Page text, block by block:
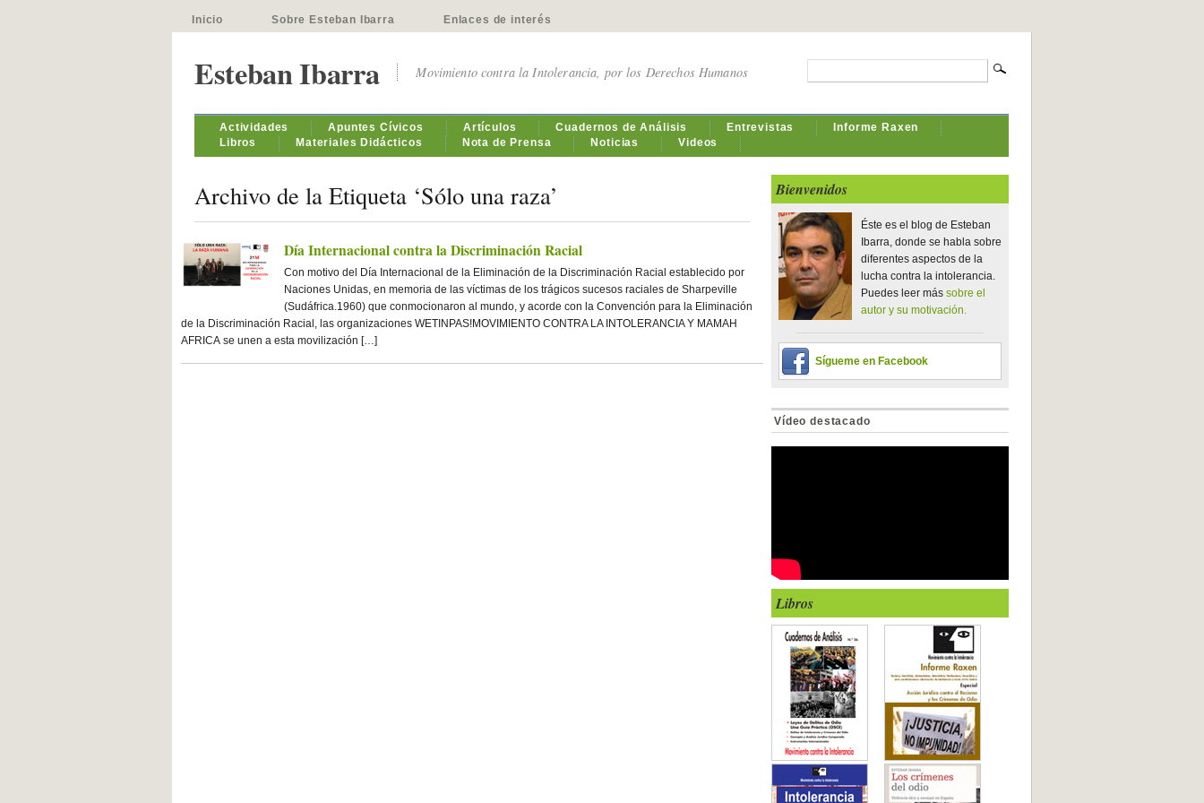
Inicio Sobre Esteban Ibarra Enlaces de interés
Esteban Ibarra Movimiento contra la Intolerancia, por los Derechos Humanos
Actividades Apuntes Cívicos Artículos Cuadernos de Análisis Entrevistas
Informe Raxen
Libros
Materiales Didácticos Nota de Prensa Noticias Videos
Archivo de la Etiqueta ‘Sólo una raza’
Día Internacional contra la Discriminación Racial
Con motivo del Día Internacional de la Eliminación de la Discriminación Racial establecido por
Naciones Unidas, en memoria de las víctimas de los trágicos sucesos raciales de Sharpeville
(Sudáfrica.1960) que conmocionaron al mundo, y acorde con la Convención para la Eliminación
de la Discriminación Racial, las organizaciones WETINPAS!MOVIMIENTO CONTRA LA INTOLERANCIA Y MAMAH
AFRICA se unen a esta movilización […]
Bienvenidos
Éste es el blog de Esteban
Ibarra, donde se habla sobre
diferentes aspectos de la
lucha contra la intolerancia.
Puedes leer más sobre el
autor y su motivación.
Sígueme en Facebook
Vídeo destacado
Libros